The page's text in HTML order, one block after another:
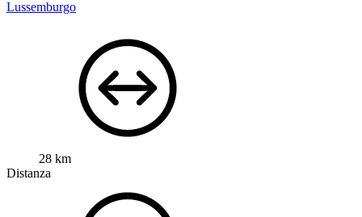
Lussemburgo
28 km
Distanza